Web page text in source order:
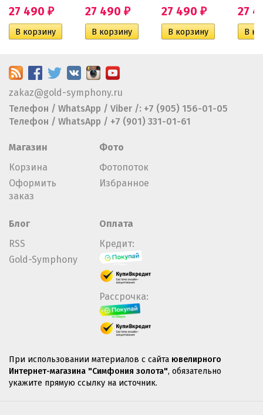
27 490 ₽ 27 490 ₽ 27 490 ₽ 27
zakaz@gold-symphony.ru
Телефон / WhatsApp / Viber /: +7 (905) 156-01-05
Телефон / WhatsApp / +7 (901) 331-01-61
Магазин
Корзина
Оформить
заказ
Фото
Фотопоток
Избранное
Блог
RSS
Gold-Symphony
Оплата
Кредит:
Рассрочка:
При использовании материалов с сайта ювелирного
Интернет-магазина "Симфония золота", обязательно
укажите прямую ссылку на источник.